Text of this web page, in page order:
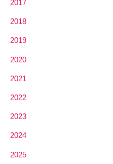
2017
2018
2019
2020
2021
2022
2023
2024
2025